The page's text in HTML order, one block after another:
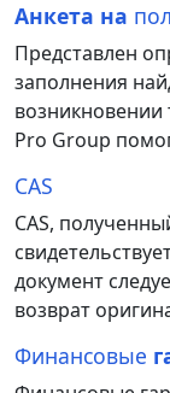
Анкета на
Представлен
заполнения
возникновении
Pro Group
CAS
CAS,
документ
возврат
Финансовые